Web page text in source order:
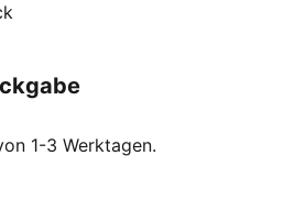
ist sie für Sportler
sind. Mit dem
erreichst deine Ziele.
50 % recycelten
1-3 Werktagen.